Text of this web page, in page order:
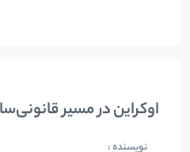
اوکراین در مسیر
نویسنده :